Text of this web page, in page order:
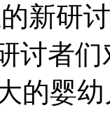
的新研
者们
的婴